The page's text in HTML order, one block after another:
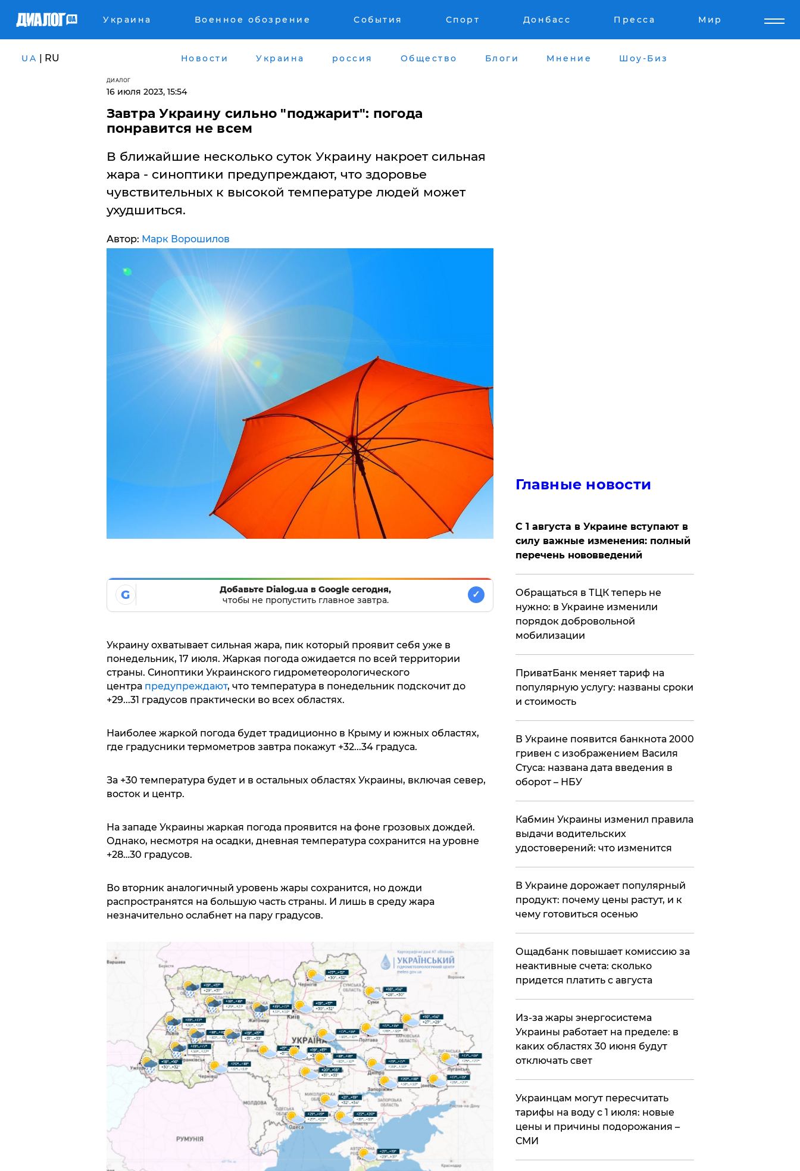
Украина Военное обозрение События Спорт Донбасс Пресса Мир
UA | RU Новости Украина россия Общество Блоги Мнение Шоу-Биз
ДИАЛОГ
16 июля 2023, 15:54
Завтра Украину сильно "поджарит": погода
понравится не всем
В ближайшие несколько суток Украину накроет сильная
жара - синоптики предупреждают, что здоровье
чувствительных к высокой температуре людей может
ухудшиться.
Автор: Марк Ворошилов
G
Добавьте Dialog.ua в Google сегодня,
чтобы не пропустить главное завтра.
✓
Украину охватывает сильная жара, пик который проявит себя уже в
понедельник, 17 июля. Жаркая погода ожидается по всей территории
страны. Синоптики Украинского гидрометеорологического
центра предупреждают, что температура в понедельник подскочит до
+29...31 градусов практически во всех областях.
Наиболее жаркой погода будет традиционно в Крыму и южных областях,
где градусники термометров завтра покажут +32...34 градуса.
За +30 температура будет и в остальных областях Украины, включая север,
восток и центр.
На западе Украины жаркая погода проявится на фоне грозовых дождей.
Однако, несмотря на осадки, дневная температура сохранится на уровне
+28…30 градусов.
Во вторник аналогичный уровень жары сохранится, но дожди
распространятся на большую часть страны. И лишь в среду жара
незначительно ослабнет на пару градусов.
Главные новости
С 1 августа в Украине вступают в
силу важные изменения: полный
перечень нововведений
Обращаться в ТЦК теперь не
нужно: в Украине изменили
порядок добровольной
мобилизации
ПриватБанк меняет тариф на
популярную услугу: названы сроки
и стоимость
В Украине появится банкнота 2000
гривен с изображением Василя
Стуса: названа дата введения в
оборот – НБУ
Кабмин Украины изменил правила
выдачи водительских
удостоверений: что изменится
В Украине дорожает популярный
продукт: почему цены растут, и к
чему готовиться осенью
​Ощадбанк повышает комиссию за
неактивные счета: сколько
придется платить с августа
Из-за жары энергосистема
Украины работает на пределе: в
каких областях 30 июня будут
отключать свет
Украинцам могут пересчитать
тарифы на воду с 1 июля: новые
цены и причины подорожания –
СМИ